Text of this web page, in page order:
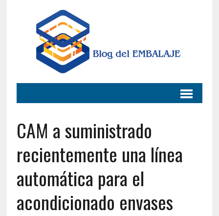
CAM a suministrado
recientemente una línea
automática para el
acondicionado envases